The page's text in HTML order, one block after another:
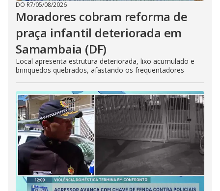
DO R7/05/08/2026
Moradores cobram reforma de
praça infantil deteriorada em
Samambaia (DF)
Local apresenta estrutura deteriorada, lixo acumulado e
brinquedos quebrados, afastando os frequentadores